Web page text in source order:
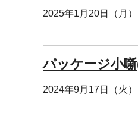
2025年1月20日（月
パッケージ小
2024年9月17日（火